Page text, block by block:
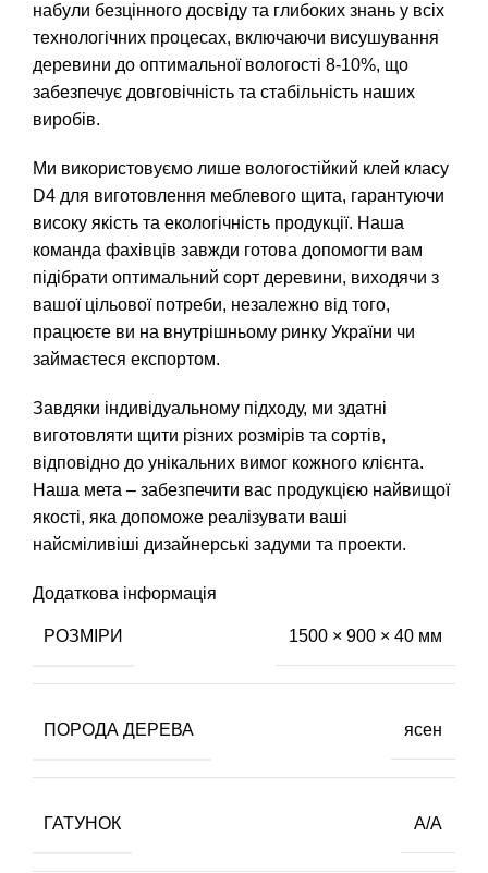
набули безцінного досвіду та глибоких знань у всіх
технологічних процесах, включаючи висушування
деревини до оптимальної вологості 8-10%, що
забезпечує довговічність та стабільність наших
виробів.
Ми використовуємо лише вологостійкий клей класу
D4 для виготовлення меблевого щита, гарантуючи
високу якість та екологічність продукції. Наша
команда фахівців завжди готова допомогти вам
підібрати оптимальний сорт деревини, виходячи з
вашої цільової потреби, незалежно від того,
працюєте ви на внутрішньому ринку України чи
займаєтеся експортом.
Завдяки індивідуальному підходу, ми здатні
виготовляти щити різних розмірів та сортів,
відповідно до унікальних вимог кожного клієнта.
Наша мета – забезпечити вас продукцією найвищої
якості, яка допоможе реалізувати ваші
найсміливіші дизайнерські задуми та проекти.
Додаткова інформація
РОЗМІРИ 1500 × 900 × 40 мм
ПОРОДА ДЕРЕВА ясен
ГАТУНОК А/А